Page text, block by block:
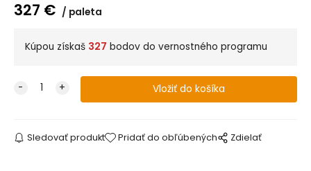
327 € paleta
Kúpou získaš 327 bodov do vernostného programu
Sledovať produkt Pridať do obľúbených Zdielať